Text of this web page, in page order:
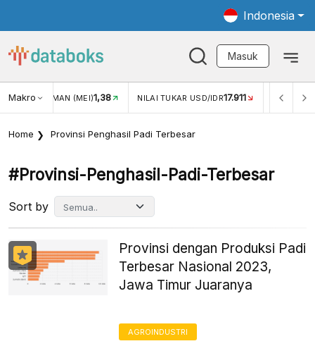
Indonesia
Masuk
MakroWISMAN (MEI)1,38 NILAI TUKAR USD/IDR17.911 INFLASI
Home Provinsi Penghasil Padi Terbesar
#provinsi-Penghasil-Padi-Terbesar
Sort by
Provinsi dengan Produksi Padi
Terbesar Nasional 2023,
Jawa Timur Juaranya
AGROINDUSTRI